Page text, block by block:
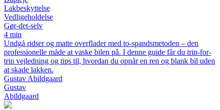
Lakbeskyttelse
Vedligeholdelse
Gør-det-selv
4 min
Undgå ridser og matte overflader med to-spandsmetoden – den
professionelle måde at vaske bilen på. I denne guide får du trin-for-
trin vejledning og tips til, hvordan du opnår en ren og blank bil uden
at skade lakken.
Gustav Abildgaard
Gustav
Abildgaard